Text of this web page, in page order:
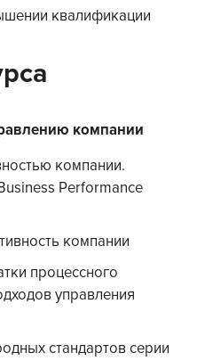
квалификации
компании
компании.
Performance
компании
процессного
управления
стандартов серии